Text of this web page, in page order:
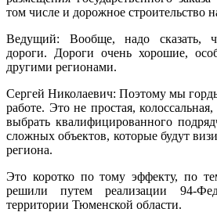
том числе и дорожное строительство
Ведущий: Вообще, надо сказать,
дороги. Дороги очень хорошие,
другими регионами.
Сергей Николаевич: Поэтому мы
работе. Это не простая,
выбрать квалифицированного
сложных объектов, которые будут
региона.
Это коротко по тому эффекту, по
решили путем реализации 94-
территории Тюменской области.